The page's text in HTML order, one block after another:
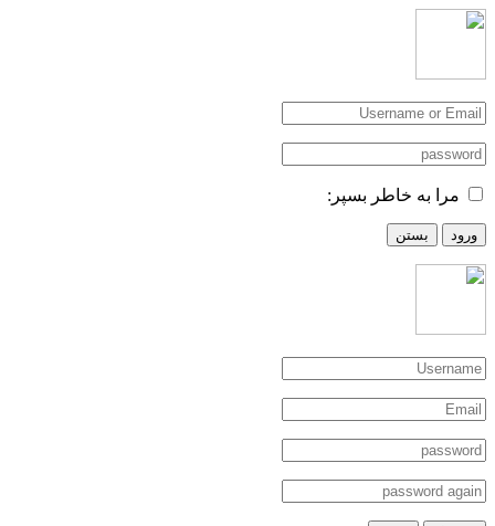
مرا به خاطر بسپر:
ورود بستن